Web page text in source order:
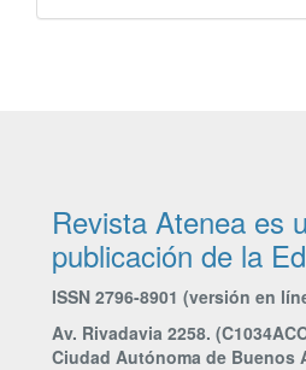
Revista Atenea es
publicación de la
ISSN 2796-8901 (versión en
Av. Rivadavia 2258.
Ciudad Autónoma de Buenos